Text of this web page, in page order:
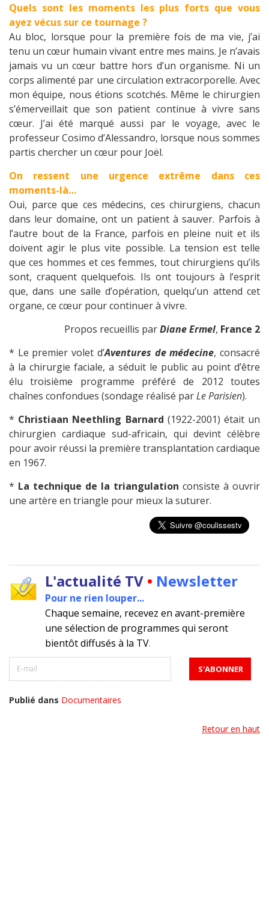
Quels sont les moments les plus forts que vous
ayez vécus sur ce tournage ?
Au bloc, lorsque pour la première fois de ma vie, j’ai
tenu un cœur humain vivant entre mes mains. Je n’avais
jamais vu un cœur battre hors d’un organisme. Ni un
corps alimenté par une circulation extracorporelle. Avec
mon équipe, nous étions scotchés. Même le chirurgien
s’émerveillait que son patient continue à vivre sans
cœur. J’ai été marqué aussi par le voyage, avec le
professeur Cosimo d’Alessandro, lorsque nous sommes
partis chercher un cœur pour Joël.
On ressent une urgence extrême dans ces
moments-là…
Oui, parce que ces médecins, ces chirurgiens, chacun
dans leur domaine, ont un patient à sauver. Parfois à
l’autre bout de la France, parfois en pleine nuit et ils
doivent agir le plus vite possible. La tension est telle
que ces hommes et ces femmes, tout chirurgiens qu’ils
sont, craquent quelquefois. Ils ont toujours à l’esprit
que, dans une salle d’opération, quelqu’un attend cet
organe, ce cœur pour continuer à vivre.
Propos recueillis parDiane Ermel, France 2
* Le premier volet d’Aventures de médecine, consacré
à la chirurgie faciale, a séduit le public au point d’être
élu troisième programme préféré de 2012 toutes
chaînes confondues (sondage réalisé parLe Parisien).
* Christiaan Neethling Barnard (1922-2001) était un
chirurgien cardiaque sud-africain, qui devint célèbre
pour avoir réussi la première transplantation cardiaque
en 1967.
* La technique de la triangulation consiste à ouvrir
une artère en triangle pour mieux la suturer.
L'actualité TV • Newsletter
Pour ne rien louper...
Chaque semaine, recevez en avant-première
une sélection de programmes qui seront
bientôt diffusés à la TV.
Publié dans Documentaires
Retour en haut